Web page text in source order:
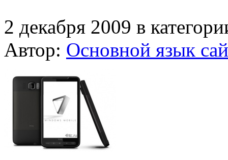
2 декабря 2009 в
Автор: Основной язык